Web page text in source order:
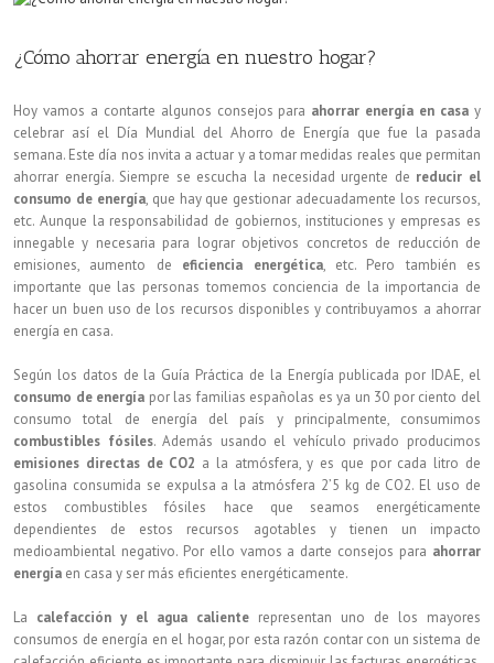
¿Cómo ahorrar energía en nuestro hogar?
Hoy vamos a contarte algunos consejos para ahorrar energía en casa y
celebrar así el Día Mundial del Ahorro de Energía que fue la pasada
semana. Este día nos invita a actuar y a tomar medidas reales que permitan
ahorrar energía. Siempre se escucha la necesidad urgente de reducir el
consumo de energía, que hay que gestionar adecuadamente los recursos,
etc. Aunque la responsabilidad de gobiernos, instituciones y empresas es
innegable y necesaria para lograr objetivos concretos de reducción de
emisiones, aumento de eficiencia energética, etc. Pero también es
importante que las personas tomemos conciencia de la importancia de
hacer un buen uso de los recursos disponibles y contribuyamos a ahorrar
energía en casa.
Según los datos de la Guía Práctica de la Energía publicada por IDAE, el
consumo de energía por las familias españolas es ya un 30 por ciento del
consumo total de energía del país y principalmente, consumimos
combustibles fósiles. Además usando el vehículo privado producimos
emisiones directas de CO2 a la atmósfera, y es que por cada litro de
gasolina consumida se expulsa a la atmósfera 2’5 kg de CO2. El uso de
estos combustibles fósiles hace que seamos energéticamente
dependientes de estos recursos agotables y tienen un impacto
medioambiental negativo. Por ello vamos a darte consejos para ahorrar
energía en casa y ser más eficientes energéticamente.
La calefacción y el agua caliente representan uno de los mayores
consumos de energía en el hogar, por esta razón contar con un sistema de